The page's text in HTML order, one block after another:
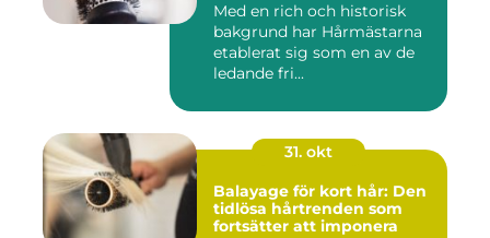
Med en rich och historisk
bakgrund har Hårmästarna
etablerat sig som en av de
ledande fri...
31. okt
Balayage för kort hår: Den
tidlösa hårtrenden som
fortsätter att imponera